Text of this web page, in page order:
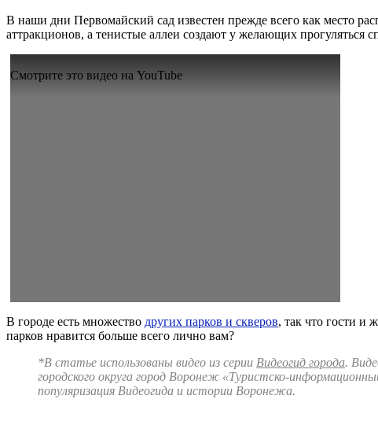
В наши дни Первомайский сад известен прежде всего как место
аттракционов, а тенистые аллеи создают у желающих прогуляться
Смотрите это видео на YouTube
В городе есть множество других парков и скверов, так что гости и
парков нравится больше всего лично вам?
*В статье использованы видео из серии Видеогид города.
городского округа город Воронеж «Туристско-
популяризация Видеогида и истории Воронежа.